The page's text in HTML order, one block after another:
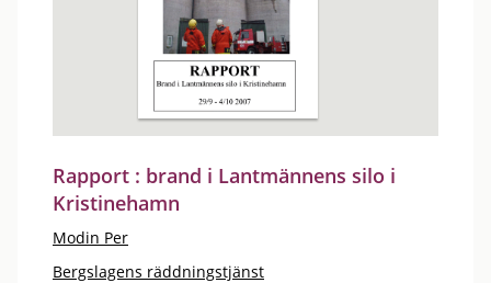
Rapport : brand i Lantmännens silo i
Kristinehamn
Modin Per
Bergslagens räddningstjänst